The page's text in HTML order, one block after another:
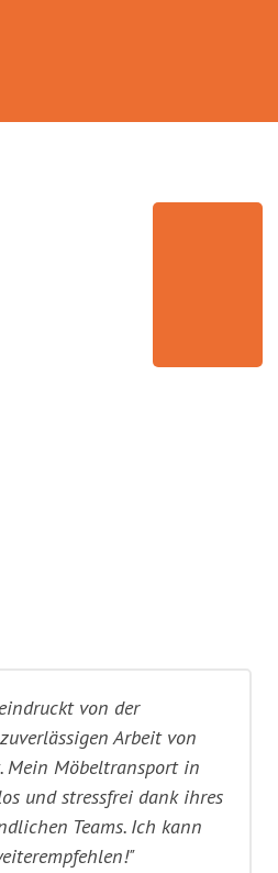
von der
Arbeit von
Mein Möbeltransport in
und stressfrei dank ihres
Teams. Ich kann